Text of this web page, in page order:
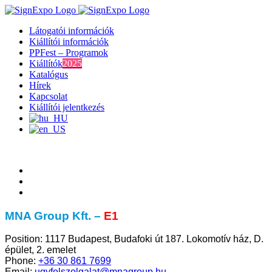
Kihagyás
Látogatói információk
Kiállítói információk
PPFest – Programok
Kiállítók2025
Katalógus
Hírek
Kapcsolat
Kiállítói jelentkezés
MNA Group Kft. – E1
Position: 1117 Budapest, Budafoki út 187. Lokomotív ház, D.
épület, 2. emelet
Phone: +36 30 861 7699